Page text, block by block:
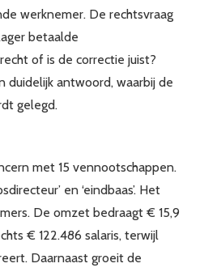
werknemer. De rechtsvraag
betaalde
of is de correctie juist?
duidelijk antwoord, waarbij de
gelegd.
met 15 vennootschappen.
en ‘eindbaas’. Het
De omzet bedraagt € 15,9
€ 122.486 salaris, terwijl
Daarnaast groeit de